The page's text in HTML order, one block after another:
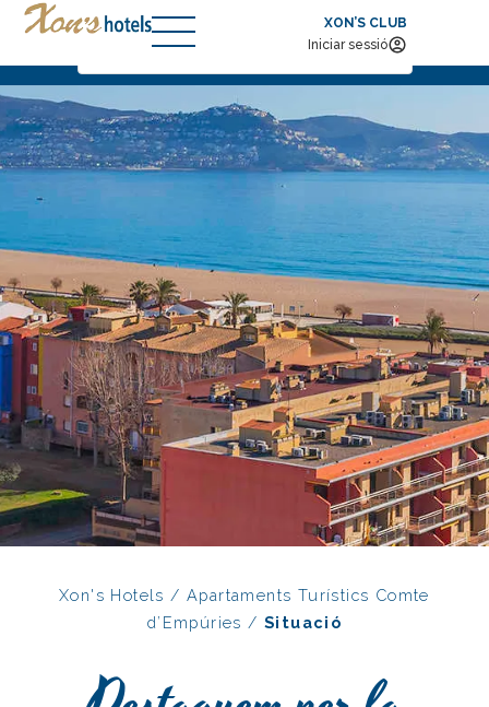
XON’S CLUB
Iniciar sessió
Arribada — Sortida
Xon's Hotels /Apartaments Turístics Comte
d’Empúries / Situació